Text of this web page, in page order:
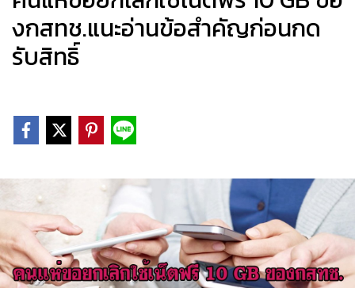
งกสทช.แนะอ่านข้อสำคัญก่อนกด
รับสิทธิ์